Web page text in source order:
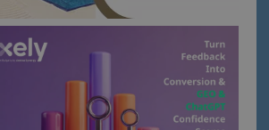
влизане и